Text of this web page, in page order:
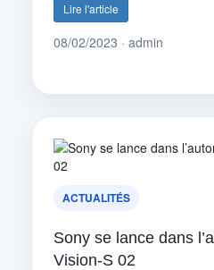
Lire l'article
08/02/2023 · admin
ACTUALITÉS
Sony se lance dans
Vision-S 02